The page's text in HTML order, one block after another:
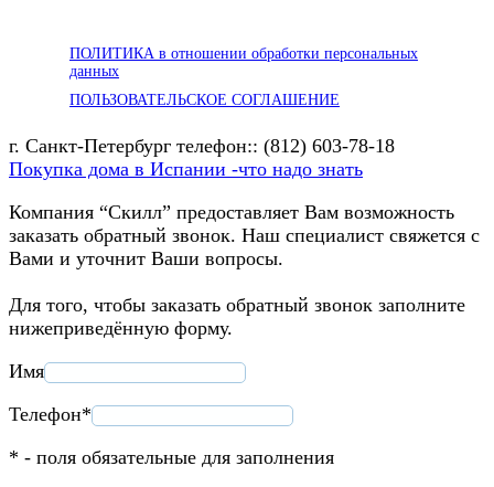
ПОЛИТИКА в отношении обработки персональных
данных
ПОЛЬЗОВАТЕЛЬСКОЕ СОГЛАШЕНИЕ
г. Санкт-Петербург телефон:: (812) 603-78-18
Покупка дома в Испании -что надо знать
Компания “Скилл” предоставляет Вам возможность
заказать обратный звонок. Наш специалист свяжется с
Вами и уточнит Ваши вопросы.
Для того, чтобы заказать обратный звонок заполните
нижеприведённую форму.
Имя
Телефон*
* - поля обязательные для заполнения